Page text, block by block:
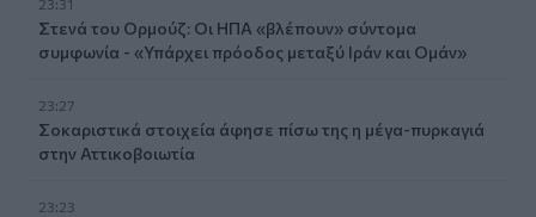
23:31
Στενά του Ορμούζ: Οι ΗΠΑ «βλέπουν» σύντομα
συμφωνία - «Υπάρχει πρόοδος μεταξύ Ιράν και Ομάν»
23:27
Σοκαριστικά στοιχεία άφησε πίσω της η μέγα-πυρκαγιά
στην Αττικοβοιωτία
23:23